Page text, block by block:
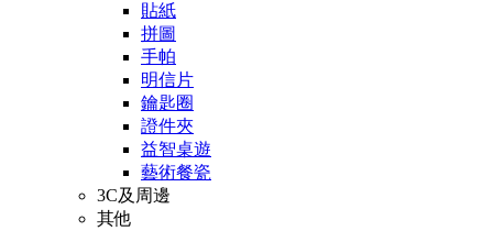
貼紙
拼圖
手帕
明信片
鑰匙圈
證件夾
益智桌遊
藝術餐瓷
3C及周邊
其他